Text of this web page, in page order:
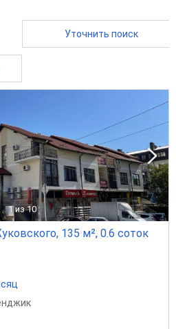
Уточнить поиск
1 из 10
135 м², 0.6 соток